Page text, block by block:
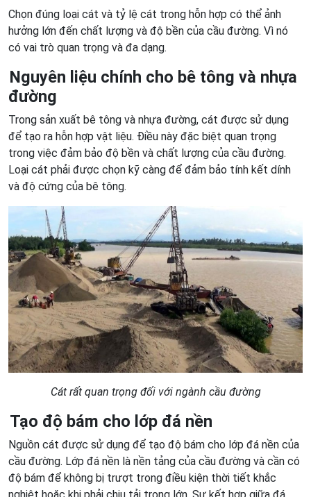
Chọn đúng loại cát và tỷ lệ cát trong hỗn hợp có thể ảnh
hưởng lớn đến chất lượng và độ bền của cầu đường. Vì nó
có vai trò quan trọng và đa dạng.
Nguyên liệu chính cho bê tông và nhựa
đường
Trong sản xuất bê tông và nhựa đường, cát được sử dụng
để tạo ra hỗn hợp vật liệu. Điều này đặc biệt quan trọng
trong việc đảm bảo độ bền và chất lượng của cầu đường.
Loại cát phải được chọn kỹ càng để đảm bảo tính kết dính
và độ cứng của bê tông.
Cát rất quan trọng đối với ngành cầu đường
Tạo độ bám cho lớp đá nền
Nguồn cát được sử dụng để tạo độ bám cho lớp đá nền của
cầu đường. Lớp đá nền là nền tảng của cầu đường và cần có
độ bám để không bị trượt trong điều kiện thời tiết khắc